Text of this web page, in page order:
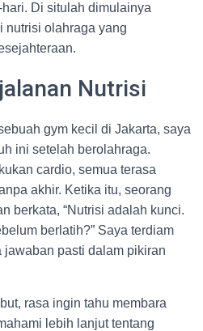
Di situlah dimulainya
nutrisi olahraga yang
Nutrisi
gym kecil di Jakarta, saya
ini setelah berolahraga.
cardio, semua terasa
akhir. Ketika itu, seorang
berkata, “Nutrisi adalah kunci.
berlatih?” Saya terdiam
pasti dalam pikiran
rasa ingin tahu membara
lebih lanjut tentang